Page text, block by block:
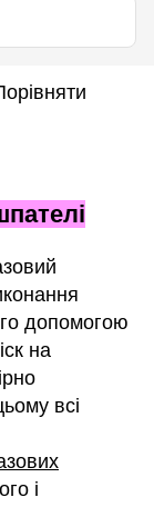
допомогою
на
всі
і